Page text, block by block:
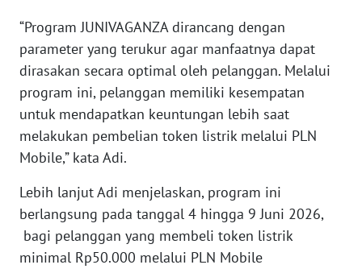
“Program JUNIVAGANZA dirancang dengan
parameter yang terukur agar manfaatnya dapat
dirasakan secara optimal oleh pelanggan. Melalui
program ini, pelanggan memiliki kesempatan
untuk mendapatkan keuntungan lebih saat
melakukan pembelian token listrik melalui PLN
Mobile,” kata Adi.
Lebih lanjut Adi menjelaskan, program ini
berlangsung pada tanggal 4 hingga 9 Juni 2026,
bagi pelanggan yang membeli token listrik
minimal Rp50.000 melalui PLN Mobile
WN
BANTEN
WN
NTT
WN
PAPUA